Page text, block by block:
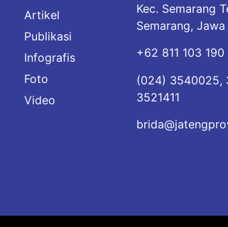
Artikel
Publikasi
Infografis
Foto
Video
Kec. Semarang
Semarang,
+62 811 103 190
(024) 3540025,
3521411